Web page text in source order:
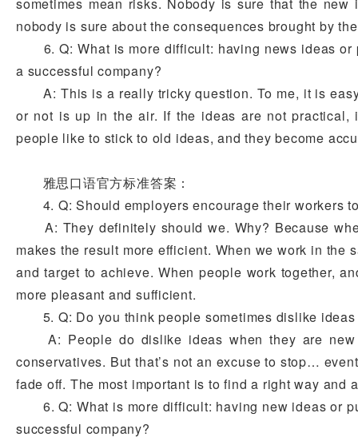
nobody is sure about the consequences brought by
6. Q: What is more difficult: having news ideas or
a successful company?
A: This is a really tricky question. To me, it is
or not is up in the air. If the ideas are not
people like to stick to old ideas, and they become
雅思口语官方标准答案：
4. Q: Should employers encourage their workers
A: They definitely should we. Why? Because
makes the result more efficient. When we work in
and target to achieve. When people work together,
more pleasant and sufficient.
5. Q: Do you think people sometimes dislike ideas
A: People do dislike ideas when they are new
conservatives. But that’s not an excuse to stop…
fade off. The most important is to find a right way and
6. Q: What is more difficult: having new ideas or
successful company?